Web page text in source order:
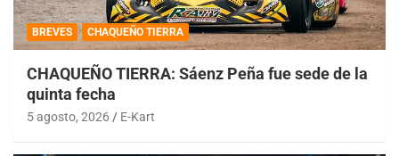
BREVES CHAQUEÑO TIERRA
CHAQUEÑO TIERRA: Sáenz Peña fue sede de la
quinta fecha
5 agosto, 2026 E-Kart